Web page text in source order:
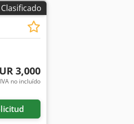
Clasificado
3,000
no incluído